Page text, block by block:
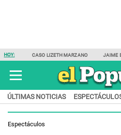
HOY: CASO LIZETH MARZANO JAIME
ÚLTIMAS NOTICIAS
Espectáculos